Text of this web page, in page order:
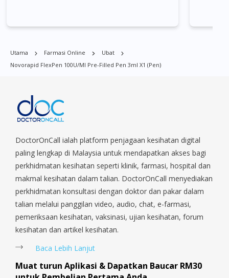
Clementi, Chinatown, Commonwealt, City Hall, Clarke Quay,
Changi Airport, Changi Village, Clementi Park, Dairy Farm,
Kallang/ Whampoa, Lim Chu Kang, Marine Parade, Marina,
Macpherson, Mandai, Newton, Novena, Orchard, Pasir Ris,
Rochor, River Valley, Sembawang, Sengkang, Serangoon,
Serangoon Rd, Seletar, Tampines, Toa Payoh, Tanjong Pagar,
Telok Blangah, Tanglin, Thomson, Tuas, Tengah, Upper East
Coast, Upper Bukit Timah, Upper Thomson, Woodlands, West
Coast, Yishun, Yio Chu Kang.
Utama Farmasi Online
Ubat
Novorapid FlexPen 100U/ml Pre-Filled Pen 3ml X1 (pen)
DoctorOnCall ialah platform penjagaan kesihatan digital
paling lengkap di Malaysia untuk mendapatkan akses bagi
perkhidmatan kesihatan seperti klinik, farmasi, hospital dan
makmal kesihatan dalam talian. DoctorOnCall menyediakan
perkhidmatan konsultasi dengan doktor dan pakar dalam
talian melalui panggilan video, audio, chat, e-farmasi,
pemeriksaan kesihatan, vaksinasi, ujian kesihatan, forum
kesihatan dan artikel kesihatan.
Baca Lebih Lanjut
Muat turun Aplikasi & Dapatkan Baucar RM30